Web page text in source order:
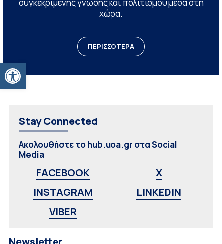
Ανοίξτε τη γραμμή εργαλείων
συγκεκριμένης γνώσης και πολιτισμού μέσα στη
χώρα.
ΠΕΡΙΣΣΟΤΕΡΑ
Stay Connected
Ακολουθήστε το hub.uoa.gr στα Social
Media
FACEBOOK
X
INSTAGRAM
LINKEDIN
VIBER
Newsletter